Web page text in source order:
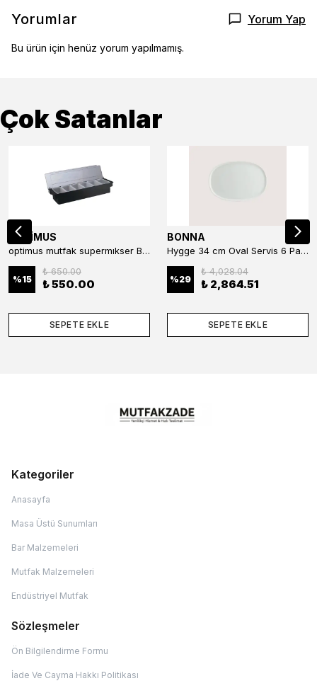
Yorumlar Yorum Yap
Bu ürün için henüz yorum yapılmamış.
Çok Satanlar
OPTİMUS
optimus mutfak supermıkser Bar Konteyner 6'lı 50×16×9 cm Kapaklı Polikarbon Organizer Bar & Kafe
%15
₺ 650.00
₺ 550.00
SEPETE EKLE
BONNA
Hygge 34 cm Oval Servis 6 Parça
%29
₺ 4,028.04
₺ 2,864.51
SEPETE EKLE
Kategoriler
Anasayfa
Masa Üstü Sunumları
Bar Malzemeleri
Mutfak Malzemeleri
Endüstriyel Mutfak
Sözleşmeler
Ön Bilgilendirme Formu
İade Ve Cayma Hakkı Politikası